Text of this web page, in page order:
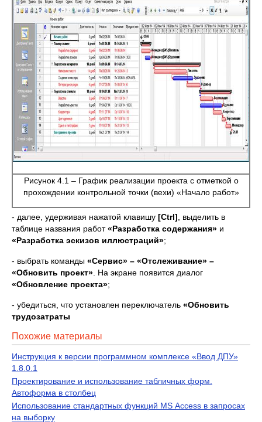
Рисунок 4.1 – График реализации проекта с отметкой о
прохождении контрольной точки (вехи) «Начало работ»
- далее, удерживая нажатой клавишу [Ctrl] , выделить в
таблице названия работ«Разработка содержания» и
«Разработка эскизов иллюстраций»;
- выбрать команды «Сервис» – «Отслеживание» –
«Обновить проект» . На экране появится диалог
«Обновление проекта»;
- убедиться, что установлен переключатель «Обновить
трудозатраты
Похожие материалы
Инструкция к версии программном комплексе «Ввод ДПУ»
1.8.0.1
Проектирование и использование табличных форм.
Автоформа в столбец
Использование стандартных функций MS Аccess в запросах
на выборку